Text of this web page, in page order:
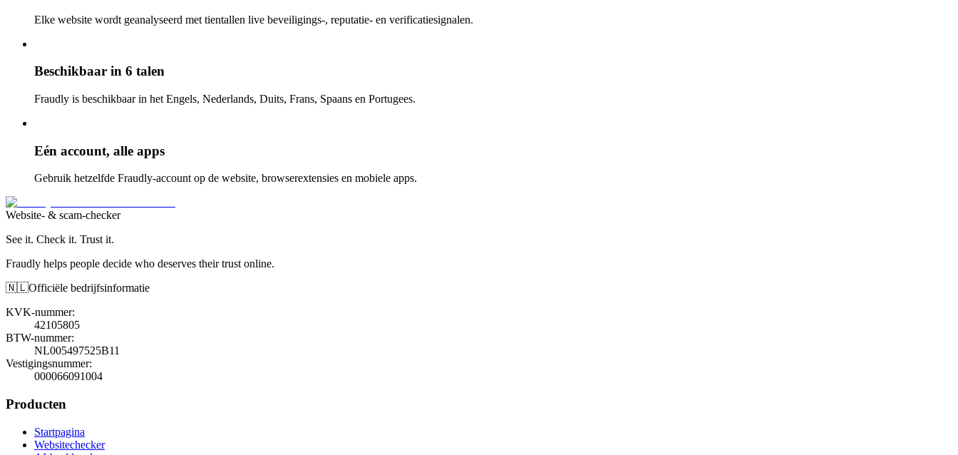
Elke website wordt geanalyseerd met tientallen live beveiligings-, reputatie- en verificatiesignalen.
Beschikbaar in 6 talen
Fraudly is beschikbaar in het Engels, Nederlands, Duits, Frans, Spaans en Portugees.
Eén account, alle apps
Gebruik hetzelfde Fraudly-account op de website, browserextensies en mobiele apps.
Website- & scam-checker
See it. Check it. Trust it.
Fraudly helps people decide who deserves their trust online.
🇳🇱Officiële bedrijfsinformatie
KVK-nummer:
42105805
BTW-nummer:
NL005497525B11
Vestigingsnummer:
000066091004
Producten
Startpagina
Websitechecker